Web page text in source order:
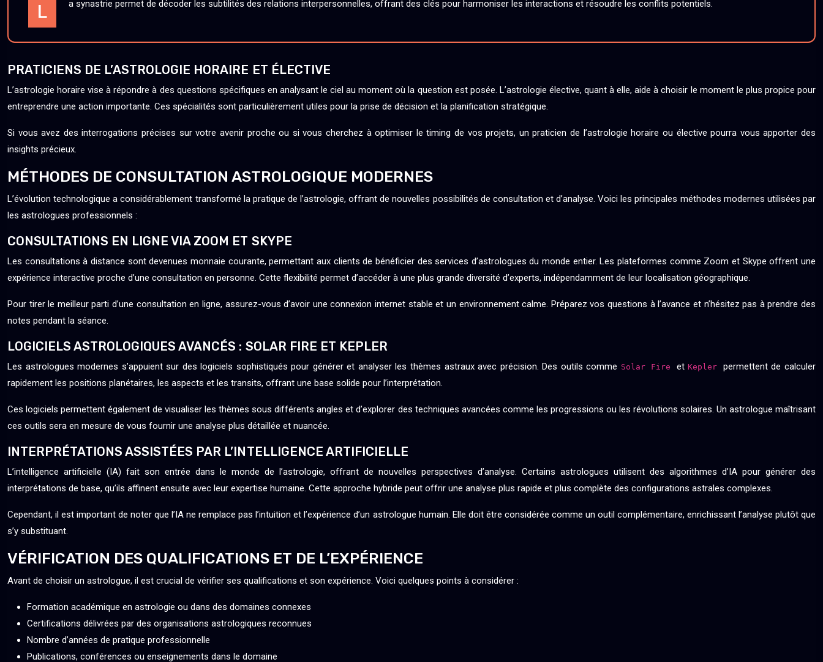
L a synastrie permet de décoder les subtilités des relations interpersonnelles, offrant des clés pour harmoniser les interactions et résoudre les conflits potentiels.
PRATICIENS DE L’ASTROLOGIE HORAIRE ET ÉLECTIVE
L’astrologie horaire vise à répondre à des questions spécifiques en analysant le ciel au moment où la question est posée. L’astrologie élective, quant à elle, aide à choisir le moment le plus propice pour
entreprendre une action importante. Ces spécialités sont particulièrement utiles pour la prise de décision et la planification stratégique.
Si vous avez des interrogations précises sur votre avenir proche ou si vous cherchez à optimiser le timing de vos projets, un praticien de l’astrologie horaire ou élective pourra vous apporter des
insights précieux.
MÉTHODES DE CONSULTATION ASTROLOGIQUE MODERNES
L’évolution technologique a considérablement transformé la pratique de l’astrologie, offrant de nouvelles possibilités de consultation et d’analyse. Voici les principales méthodes modernes utilisées par
les astrologues professionnels :
CONSULTATIONS EN LIGNE VIA ZOOM ET SKYPE
Les consultations à distance sont devenues monnaie courante, permettant aux clients de bénéficier des services d’astrologues du monde entier. Les plateformes comme Zoom et Skype offrent une
expérience interactive proche d’une consultation en personne. Cette flexibilité permet d’accéder à une plus grande diversité d’experts, indépendamment de leur localisation géographique.
Pour tirer le meilleur parti d’une consultation en ligne, assurez-vous d’avoir une connexion internet stable et un environnement calme. Préparez vos questions à l’avance et n’hésitez pas à prendre des
notes pendant la séance.
LOGICIELS ASTROLOGIQUES AVANCÉS : SOLAR FIRE ET KEPLER
Les astrologues modernes s’appuient sur des logiciels sophistiqués pour générer et analyser les thèmes astraux avec précision. Des outils comme Solar Fire etKepler permettent de calculer
rapidement les positions planétaires, les aspects et les transits, offrant une base solide pour l’interprétation.
Ces logiciels permettent également de visualiser les thèmes sous différents angles et d’explorer des techniques avancées comme les progressions ou les révolutions solaires. Un astrologue maîtrisant
ces outils sera en mesure de vous fournir une analyse plus détaillée et nuancée.
INTERPRÉTATIONS ASSISTÉES PAR L’INTELLIGENCE ARTIFICIELLE
L’intelligence artificielle (IA) fait son entrée dans le monde de l’astrologie, offrant de nouvelles perspectives d’analyse. Certains astrologues utilisent des algorithmes d’IA pour générer des
interprétations de base, qu’ils affinent ensuite avec leur expertise humaine. Cette approche hybride peut offrir une analyse plus rapide et plus complète des configurations astrales complexes.
Cependant, il est important de noter que l’IA ne remplace pas l’intuition et l’expérience d’un astrologue humain. Elle doit être considérée comme un outil complémentaire, enrichissant l’analyse plutôt que
s’y substituant.
VÉRIFICATION DES QUALIFICATIONS ET DE L’EXPÉRIENCE
Avant de choisir un astrologue, il est crucial de vérifier ses qualifications et son expérience. Voici quelques points à considérer :
Formation académique en astrologie ou dans des domaines connexes
Certifications délivrées par des organisations astrologiques reconnues
Nombre d’années de pratique professionnelle
Publications, conférences ou enseignements dans le domaine